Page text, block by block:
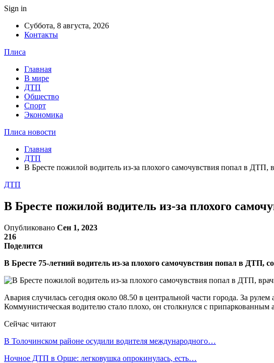
Sign in
Суббота, 8 августа, 2026
Контакты
Плиса
Главная
В мире
ДТП
Общество
Спорт
Экономика
Плиса новости
Главная
ДТП
В Бресте пожилой водитель из-за плохого самочувствия попал в ДТП,
ДТП
В Бресте пожилой водитель из-за плохого
Опубликовано Сен 1, 2023
216
Поделится
В Бресте 75-летний водитель из-за плохого самочувствия попал в
Авария случилась сегодня около 08.50 в центральной части города. За
Коммунистическая водителю стало плохо, он столкнулся с припаркованным
Сейчас читают
В Толочинском районе осудили водителя международного…
Ночное ДТП в Орше: легковушка опрокинулась, есть…